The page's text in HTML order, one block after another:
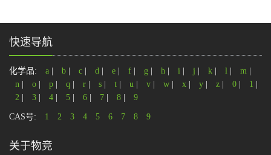
快速导航
化学品: a b c d e f g h i j k l m
n
o p q r s t u v w x y z 0 1
2
3 4 5 6 7 8 9
CAS号: 1 2 3 4 5 6 7 8 9
关于物竞